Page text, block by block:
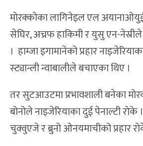
मोरक्कोका लागिनेइल एल
सेघिर, अच्रफ हाकिमी र युसु एन-
। हाम्जा इगामानेको प्रहार
स्ट्यान्ली न्वाबालीले बचाएका थिए ।
तर सुटआउटमा प्रभावशाली बनेका
बोनोले नाइजेरियाका दुई पेनाल्टी
चुक्वुएजे र ब्रुनो ओनयमाचीको प्रहार